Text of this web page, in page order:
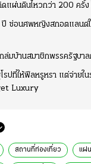
ผ่นดินไหวกว่า 200 ครั้ง
ซ่อนศพหญิงสกอตแลนด์ใ
ล่มบ้านสมาชิกพรรครัฐบา
รปที่ให้ฟีลหรูหรา แต่จ่ายใ
Luxury
สถานที่ท่องเที่ยว แผ่